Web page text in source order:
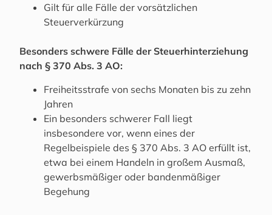
Gilt für alle Fälle der vorsätzlichen
Steuerverkürzung
Besonders schwere Fälle der Steuerhinterziehung
nach § 370 Abs. 3 AO:
Freiheitsstrafe von sechs Monaten bis zu zehn
Jahren
Ein besonders schwerer Fall liegt
insbesondere vor, wenn eines der
Regelbeispiele des § 370 Abs. 3 AO erfüllt ist,
etwa bei einem Handeln in großem Ausmaß,
gewerbsmäßiger oder bandenmäßiger
Begehung